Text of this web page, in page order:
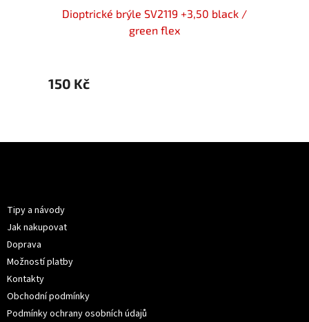
Dioptrické brýle SV2119 +3,50 black /
green flex
150 Kč
Tipy a návody
Jak nakupovat
Doprava
Možností platby
Kontakty
Obchodní podmínky
Podmínky ochrany osobních údajů